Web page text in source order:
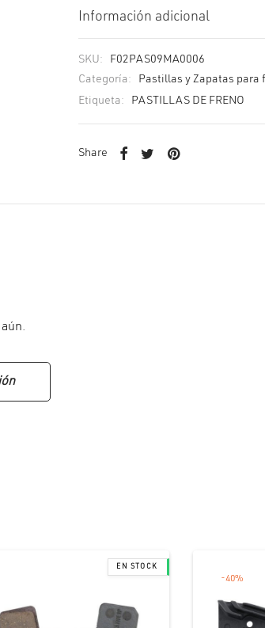
Información adicional
SKU:
F02PAS09MA0006
Categoría:
Pastillas y Zapatas para
Etiqueta:
PASTILLAS DE FRENO
Share
-40%